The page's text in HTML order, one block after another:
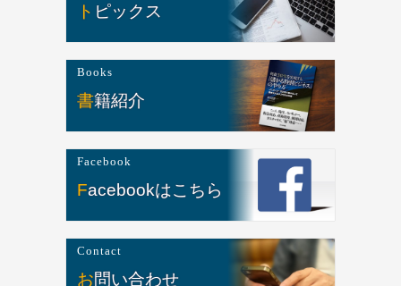
トピックス
Books
書籍紹介
Facebook
Facebookはこちら
Contact
お問い合わせ